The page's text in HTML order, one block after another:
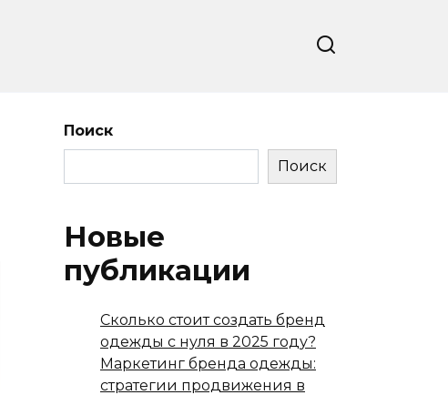
Поиск
Поиск
Новые
публикации
Сколько стоит создать бренд
одежды с нуля в 2025 году?
Маркетинг бренда одежды:
стратегии продвижения в